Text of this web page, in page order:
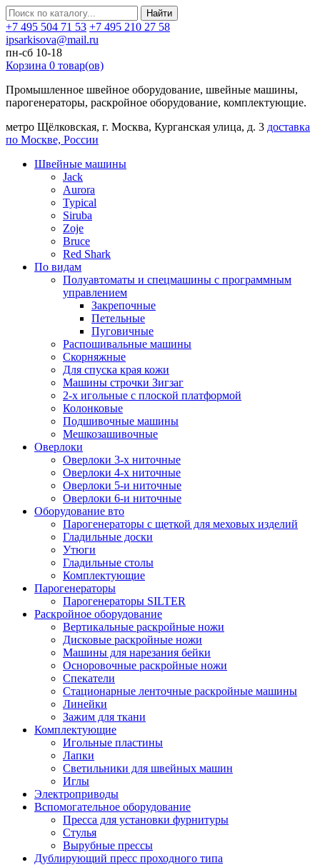
Найти
+7 495 504 71 53 +7 495 210 27 58
ipsarkisova@mail.ru
пн-сб 10-18
Корзина 0 товар(ов)
Промышленное швейное оборудование, швейные машины,
парогенераторы, раскройное оборудование, комплектующие.
метро Щёлковская, г. Москва, Курганская улица, д. 3 доставка
по Москве, России
Швейные машины
Jack
Aurora
Typical
Siruba
Zoje
Bruce
Red Shark
По видам
Полуавтоматы и спецмашины с программным
управлением
Закрепочные
Петельные
Пуговичные
Распошивальные машины
Скорняжные
Для спуска края кожи
Машины строчки Зигзаг
2-х игольные с плоской платформой
Колонковые
Подшивочные машины
Мешкозашивочные
Оверлоки
Оверлоки 3-х ниточные
Оверлоки 4-х ниточные
Оверлоки 5-и ниточные
Оверлоки 6-и ниточные
Оборудование вто
Парогенераторы с щеткой для меховых изделий
Гладильные доски
Утюги
Гладильные столы
Комплектующие
Парогенераторы
Парогенераторы SILTER
Раскройное оборудование
Вертикальные раскройные ножи
Дисковые раскройные ножи
Машины для нарезания бейки
Осноровочные раскройные ножи
Спекатели
Стационарные ленточные раскройные машины
Линейки
Зажим для ткани
Комплектующие
Игольные пластины
Лапки
Светильники для швейных машин
Иглы
Электроприводы
Вспомогательное оборудование
Пресса для установки фурнитуры
Стулья
Вырубные прессы
Дублирующий пресс проходного типа